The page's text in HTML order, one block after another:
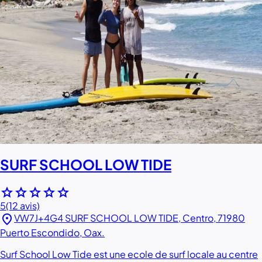
SURF SCHOOL LOW TIDE
starstarstarstarstar
5(12 avis)
location_onVW7J+4G4 SURF SCHOOL LOW TIDE, Centro, 71980
Puerto Escondido, Oax.
Surf School Low Tide est une ecole de surf locale au centre